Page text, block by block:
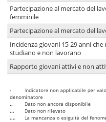
Partecipazione al mercato del
femminile
Partecipazione al mercato del
Incidenza giovani 15-29 anni che
studiano e non lavorano
Rapporto giovani attivi e non
-
Indicatore non applicabile per
denominatore
..
Dato non ancora disponibile
...
Dato non rilevato
....
La mancanza o esiguità del